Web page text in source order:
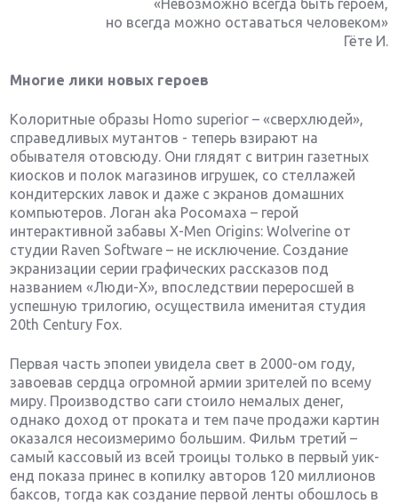
«Невозможно всегда быть героем,
но всегда можно оставаться человеком»
Гёте И.
Многие лики новых героев
Колоритные образы Homo superior – «сверхлюдей»,
справедливых мутантов - теперь взирают на
обывателя отовсюду. Они глядят с витрин газетных
киосков и полок магазинов игрушек, со стеллажей
кондитерских лавок и даже с экранов домашних
компьютеров. Логан aka Росомаха – герой
интерактивной забавы X-Men Origins: Wolverine от
студии Raven Software – не исключение. Создание
экранизации серии графических рассказов под
названием «Люди-Х», впоследствии переросшей в
успешную трилогию, осуществила именитая студия
20th Century Fox.
Первая часть эпопеи увидела свет в 2000-ом году,
завоевав сердца огромной армии зрителей по всему
миру. Производство саги стоило немалых денег,
однако доход от проката и тем паче продажи картин
оказался несоизмеримо большим. Фильм третий –
самый кассовый из всей троицы только в первый уик-
енд показа принес в копилку авторов 120 миллионов
баксов, тогда как создание первой ленты обошлось в